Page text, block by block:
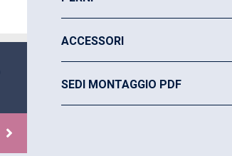
ACCESSORI
SEDI MONTAGGIO PDF